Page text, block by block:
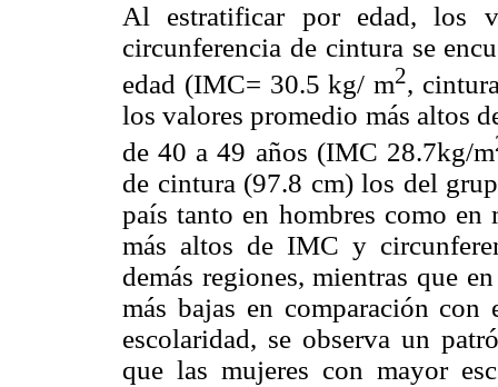
Al estratificar por edad, los
circunferencia de cintura se
edad (IMC= 30.5 kg/ m2,
los valores promedio más altos
de 40 a 49 años (IMC 28.7kg/m
de cintura (97.8 cm) los del
país tanto en hombres como en
más altos de IMC y
demás regiones, mientras que
más bajas en comparación
escolaridad, se observa un
que las mujeres con mayor